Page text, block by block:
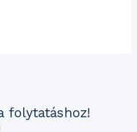
folytatáshoz!